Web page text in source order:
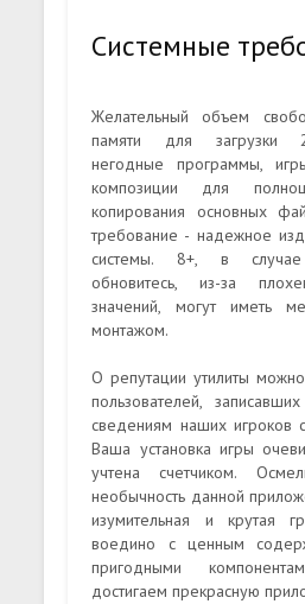
Системные
Желательный объем
памяти для загрузки
негодные программы,
композиции для
копирования основных
требование - надежное
системы. 8+, в случае
обновитесь, из-за
значений, могут иметь
монтажом.
О репутации утилиты
пользователей,
сведениям наших игроков
Ваша установка игры
учтена счетчиком.
необычность данной
изумительная и крутая
воедино с ценным
пригодными
достигаем прекрасную